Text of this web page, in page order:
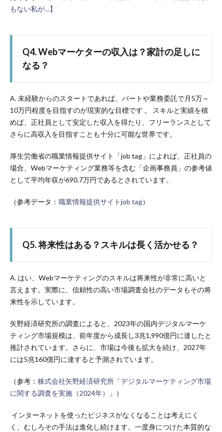
もない私が…】
Q4. Webマーケターの収入は？家計の足しに
なる？
A. 未経験からのスタートであれば、パートや業務委託で月5万～
10万円程度を目指すのが現実的な目標です 。 スキルと実績を積
めば、正社員として安定した収入を得たり、フリーランスとして
さらに高収入を目指すことも十分に可能な世界です。
厚生労働省の職業情報提供サイト「job tag」によれば、正社員の
場合、Webマーケティング業務等を含む「企画事務員」の参考値
として平均年収が690.7万円であるとされています。
（参考データ： 職業情報提供サイトjob tag）
Q5. 将来性はある？スキルは長く活かせる？
A. はい、Webマーケティングのスキルは将来性が非常に高いと
言えます。実際に、信頼性の高い市場調査会社のデータもその将
来性を示しています。
矢野経済研究所の調査によると、2023年の国内デジタルマーケ
ティング市場規模は、前年度から成長し3兆1,990億円に達したと
推計されています。さらに、市場は今後も拡大を続け、2027年
には5兆160億円に達すると予測されています。
（参考： 株式会社矢野経済研究所「デジタルマーケティング市場
に関する調査を実施（2024年）
」）
インターネットを使ったビジネスがなくなることは考えにく
く、むしろその手法は進化し続けます。一度身につけた本質的な